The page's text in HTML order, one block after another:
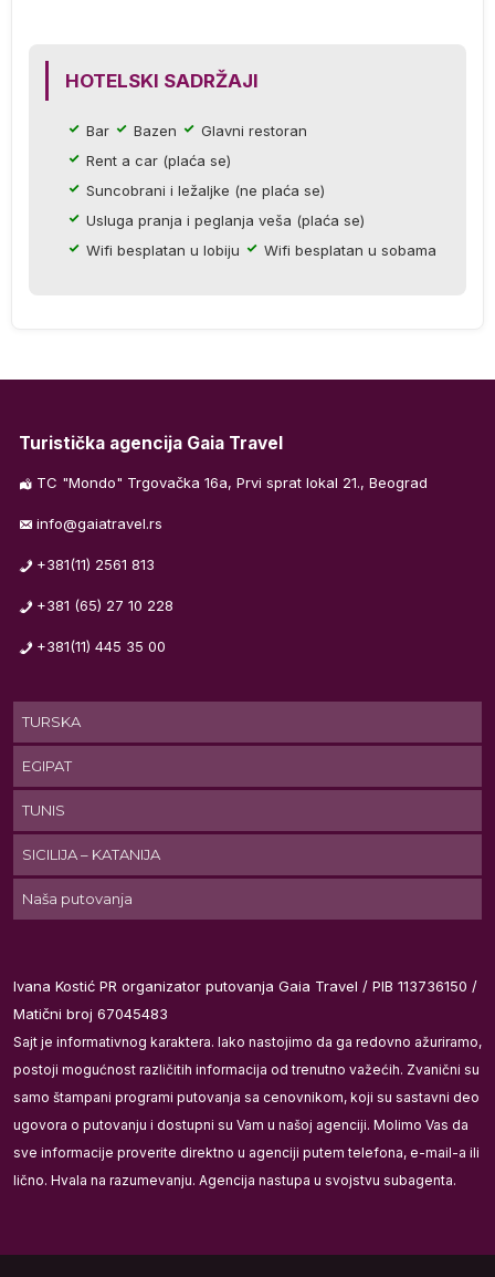
HOTELSKI SADRŽAJI
Bar Bazen
Glavni restoran
Rent a car (plaća se)
Suncobrani i ležaljke (ne plaća se)
Usluga pranja i peglanja veša (plaća se)
Wifi besplatan u lobiju
Wifi besplatan u sobama
Turistička agencija Gaia Travel
TC "Mondo" Trgovačka 16a, Prvi sprat lokal 21., Beograd
info@gaiatravel.rs
+381(11) 2561 813
+381 (65) 27 10 228
+381(11) 445 35 00
TURSKA
EGIPAT
TUNIS
SICILIJA – KATANIJA
Naša putovanja
Ivana Kostić PR organizator putovanja Gaia Travel / PIB 113736150 /
Matični broj 67045483
Sajt je informativnog karaktera. Iako nastojimo da ga redovno ažuriramo,
postoji mogućnost različitih informacija od trenutno važećih. Zvanični su
samo štampani programi putovanja sa cenovnikom, koji su sastavni deo
ugovora o putovanju i dostupni su Vam u našoj agenciji. Molimo Vas da
sve informacije proverite direktno u agenciji putem telefona, e-mail-a ili
lično. Hvala na razumevanju. Agencija nastupa u svojstvu subagenta.